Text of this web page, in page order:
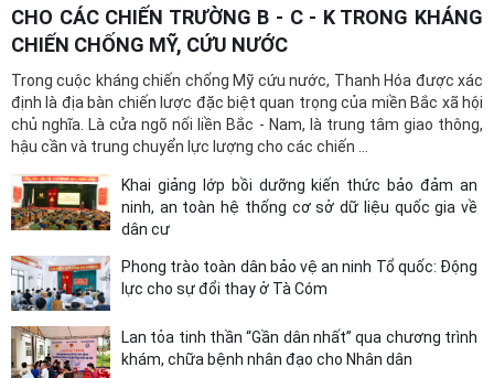
an toàn hệ thống cơ sở dữ liệu quốc gia về dân cư
Sáng 10/8/2026, Công an tỉnh Thanh Hóa phối hợp với Học viện Kỹ
thuật và Công nghệ an ninh, Bộ Công an tổ chức Lễ khai giảng 2 lớp
bồi dưỡng kiến thức bảo đảm an ninh, an toàn hệ thống cơ sở dữ
liệu quốc gia về dân cư cho lực lượng thực hiện Đề án ...
Khai giảng lớp bồi dưỡng kiến thức bảo đảm an
ninh, an toàn hệ thống cơ sở dữ liệu quốc gia về
dân cư
Phong trào toàn dân bảo vệ an ninh Tổ quốc: Động
lực cho sự đổi thay ở Tà Cóm
khám, chữa bệnh nhân đạo cho Nhân dân